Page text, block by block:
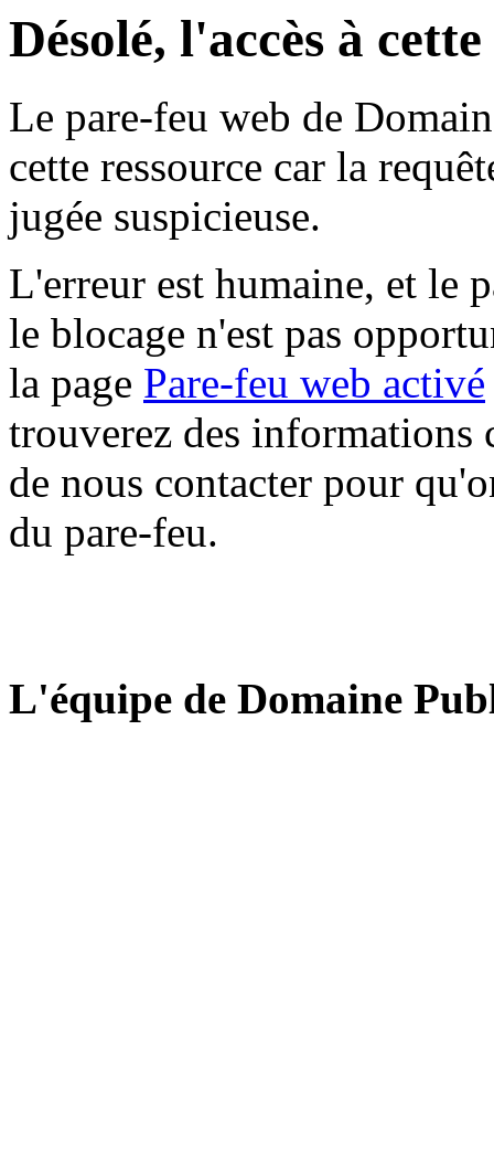
Désolé, l'accès à
Le pare-feu web de
cette ressource car la
jugée suspicieuse.
L'erreur est humaine, et le
le blocage n'est pas
la page Pare-feu web activé
trouverez des informations
de nous contacter pour
du pare-feu.
L'équipe de Domaine